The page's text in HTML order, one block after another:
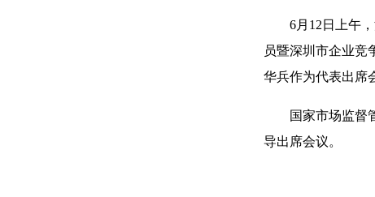
6月12日上午
员暨深圳市企业竞
华兵作为代表出席
国家市场监督
导出席会议。